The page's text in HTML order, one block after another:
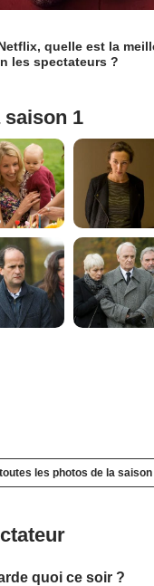
quelle est la
les spectateurs ?
saison 1
les photos de la saison
quoi ce soir ?